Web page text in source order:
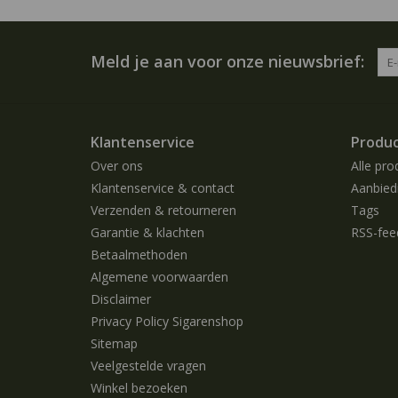
Meld je aan voor onze nieuwsbrief:
Klantenservice
Over ons
Klantenservice & contact
Verzenden & retourneren
Garantie & klachten
Betaalmethoden
Algemene voorwaarden
Disclaimer
Privacy Policy Sigarenshop
Sitemap
Veelgestelde vragen
Winkel bezoeken
Alle
Tags
RSS-